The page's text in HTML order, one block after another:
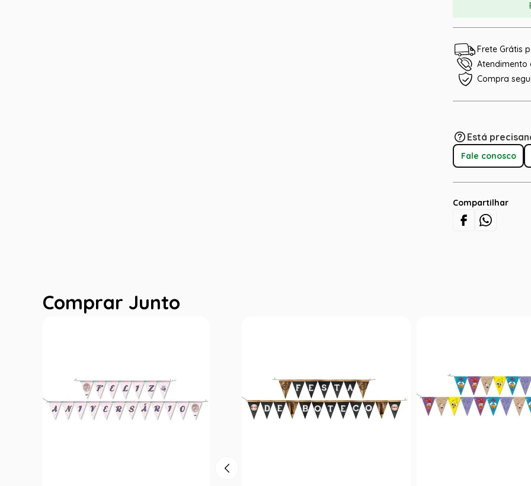
Frete Grátis
Atendimento
Compra
Está
Fale conosco
Compartilhar
Comprar Junto